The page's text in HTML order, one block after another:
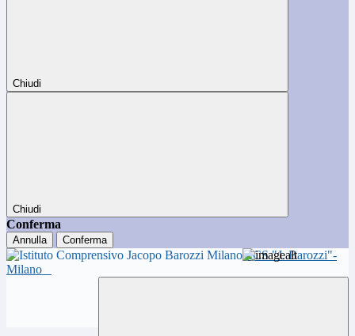
Chiudi
Chiudi
Conferma
Annulla Conferma
ICS "J. Barozzi"-
Milano